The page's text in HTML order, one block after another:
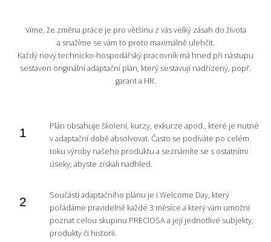
Víme, že změna práce je pro většinu z vás velký zásah do života
a snažíme se vám to proto maximálně ulehčit.
Každý nový technicko-hospodářský pracovník má hned při nástupu
sestaven originální adaptační plán, který sestavují nadřízený, popř.
garant a HR.
Plán obsahuje školení, kurzy, exkurze apod., které je nutné
v adaptační době absolvovat. Často se podíváte po celém
toku výroby našeho produktu a seznámíte se s ostatními
úseky, abyste získali nadhled.
Součástí adaptačního plánu je i Welcome Day, který
pořádáme pravidelně každé 3 měsíce a který vám umožní
poznat celou skupinu PRECIOSA a její jednotlivé subjekty,
produkty či historii.